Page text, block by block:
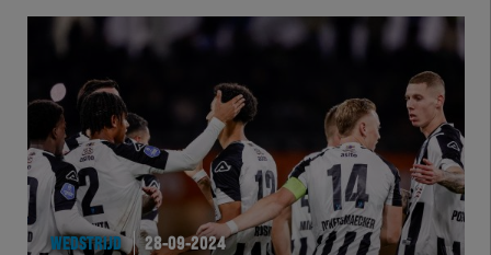
WEDSTRIJD 28-09-2024